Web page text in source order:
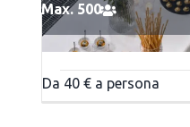
Max. 500
Da 40 € a persona